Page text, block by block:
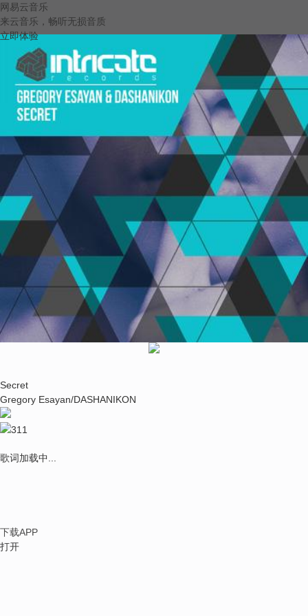
网易云音乐
来云音乐，畅听无损音质
立即体验
Secret
Gregory Esayan/DASHANIKON
311
歌词加载中...
下载APP
打开